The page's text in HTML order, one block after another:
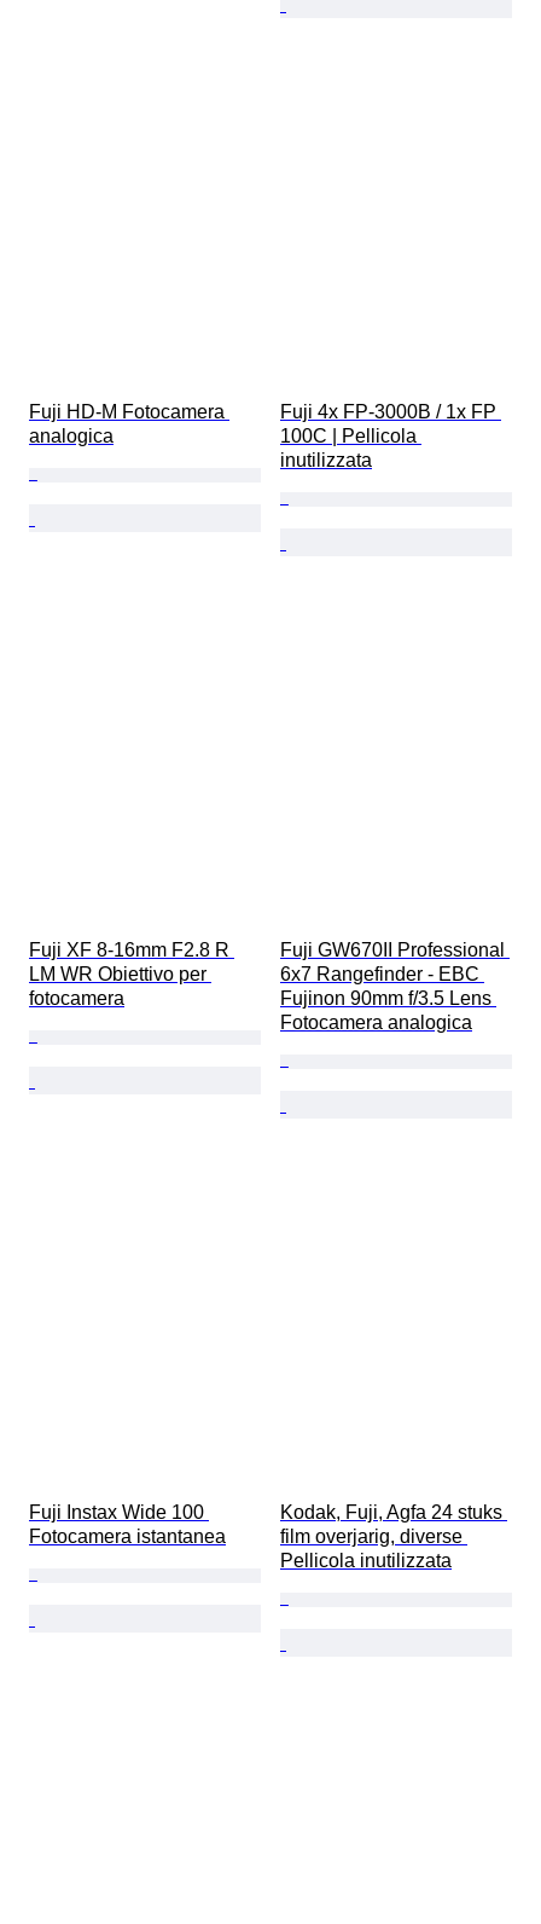
Fuji HD-M Fotocamera
analogica
Fuji 4x FP-3000B / 1x FP
100C | Pellicola
inutilizzata
Fuji XF 8-16mm F2.8 R
LM WR Obiettivo per
fotocamera
Fuji GW670II Professional
6x7 Rangefinder - EBC
Fujinon 90mm f/3.5 Lens
Fotocamera analogica
Fuji Instax Wide 100
Fotocamera istantanea
Kodak, Fuji, Agfa 24 stuks
film overjarig, diverse
Pellicola inutilizzata